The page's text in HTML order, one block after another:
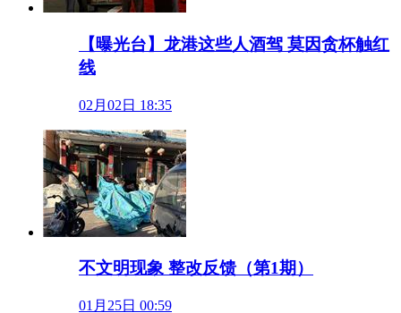
【曝光台】龙港这些人酒驾 莫因贪杯触红
线
02月02日 18:35
不文明现象 整改反馈（第1期）
01月25日 00:59